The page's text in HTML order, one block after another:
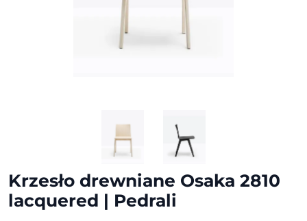
Krzesło drewniane Osaka 2810
lacquered | Pedrali